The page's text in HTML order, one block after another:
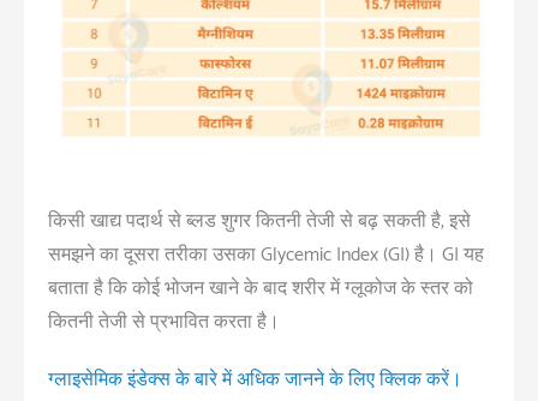
किसी खाद्य पदार्थ से ब्लड शुगर कितनी तेजी से बढ़ सकती है, इसे
समझने का दूसरा तरीका उसका Glycemic Index (GI) है। GI यह
बताता है कि कोई भोजन खाने के बाद शरीर में ग्लूकोज के स्तर को
कितनी तेजी से प्रभावित करता है।
ग्लाइसेमिक इंडेक्स के बारे में अधिक जानने के लिए क्लिक करें।